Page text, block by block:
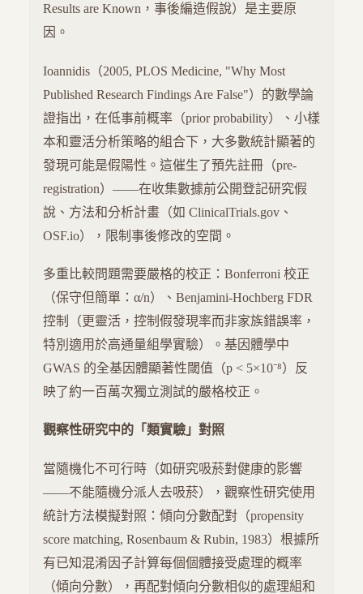
Results are Known，事後編造假說）是主要原
因。
Ioannidis（2005, PLOS Medicine, "Why Most
Published Research Findings Are False"）的數學論
證指出，在低事前概率（prior probability）、小樣
本和靈活分析策略的組合下，大多數統計顯著的
發現可能是假陽性。這催生了預先註冊（pre-
registration）——在收集數據前公開登記研究假
說、方法和分析計畫（如 ClinicalTrials.gov、
OSF.io），限制事後修改的空間。
多重比較問題需要嚴格的校正：Bonferroni 校正
（保守但簡單：α/n）、Benjamini-Hochberg FDR
控制（更靈活，控制假發現率而非家族錯誤率，
特別適用於高通量組學實驗）。基因體學中
GWAS 的全基因體顯著性閾值（p < 5×10⁻⁸）反
映了約一百萬次獨立測試的嚴格校正。
觀察性研究中的「類實驗」對照
當隨機化不可行時（如研究吸菸對健康的影響
——不能隨機分派人去吸菸），觀察性研究使用
統計方法模擬對照：傾向分數配對（propensity
score matching, Rosenbaum & Rubin, 1983）根據所
有已知混淆因子計算每個個體接受處理的概率
（傾向分數），再配對傾向分數相似的處理組和